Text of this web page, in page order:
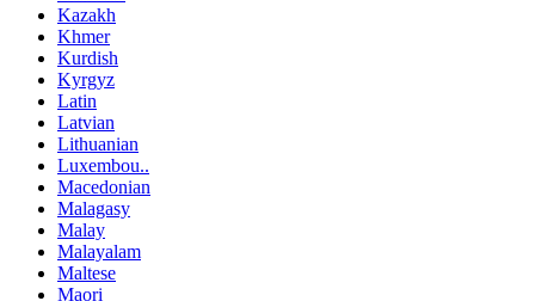
Kazakh
Khmer
Kurdish
Kyrgyz
Latin
Latvian
Lithuanian
Luxembou..
Macedonian
Malagasy
Malay
Malayalam
Maltese
Maori